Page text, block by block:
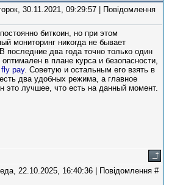
30.11.2021, 09:29:57 | Повідомлення
биткоин, но при этом
мониторинг никогда не бывает
последние два года точно только один
в плане курса и безопасности,
fly pay. Советую и остальным его взять в
два удобных режима, а главное
это лучшее, что есть на данный момент.
22.10.2025, 16:40:36 | Повідомлення #